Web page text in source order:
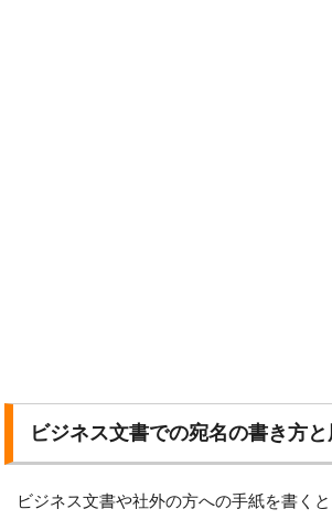
ビジネス文書での宛名の書き方
ビジネス文書や社外の方への手紙を書く